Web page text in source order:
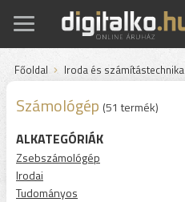
Főoldal Iroda és számítástechnika
Számológép (51 termék)
ALKATEGÓRIÁK
Zsebszámológép
Irodai
Tudományos